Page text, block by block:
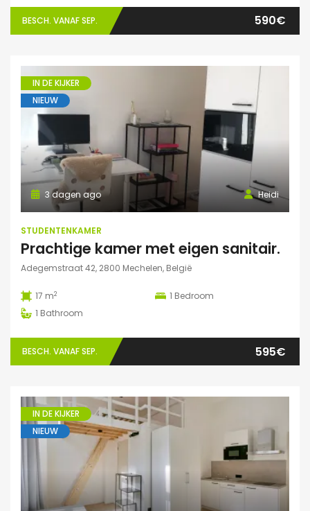
BESCH. VANAF SEP. 590€
IN DE KIJKER
NIEUW
Heidi
3 dagen ago
STUDENTENKAMER
Prachtige kamer met eigen sanitair.
Adegemstraat 42, 2800 Mechelen, België
17 m2 1 Bedroom
1 Bathroom
BESCH. VANAF SEP. 595€
IN DE KIJKER
NIEUW